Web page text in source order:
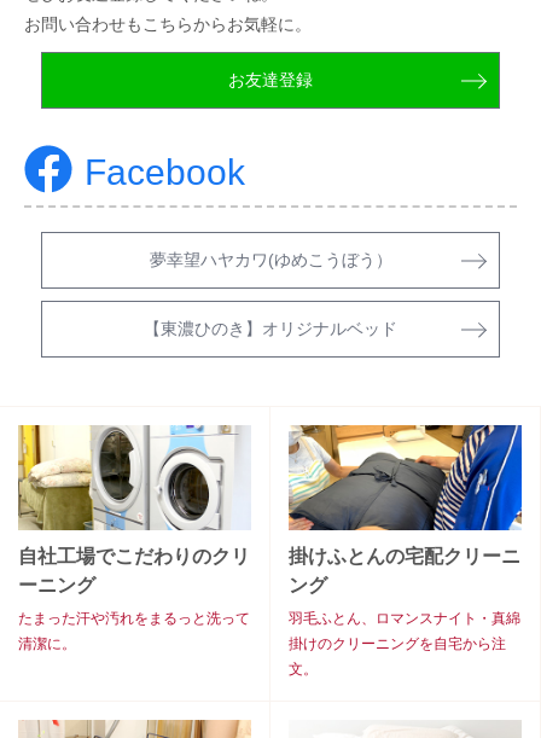
お問い合わせもこちらからお気軽に。
お友達登録
Facebook
夢幸望ハヤカワ(ゆめこうぼう）
【東濃ひのき】オリジナルベッド
自社工場でこだわりのクリ
ーニング
たまった汗や汚れをまるっと洗って
清潔に。
掛けふとんの宅配クリーニ
ング
羽毛ふとん、ロマンスナイト・真綿
掛けのクリーニングを自宅から注
文。